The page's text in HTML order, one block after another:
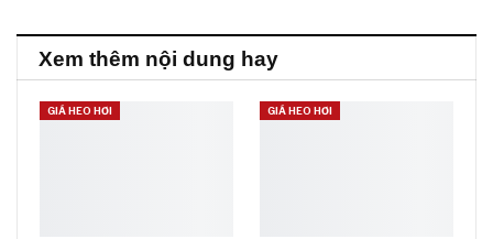
Xem thêm nội dung hay
GIÁ HEO HƠI GIÁ HEO HƠI